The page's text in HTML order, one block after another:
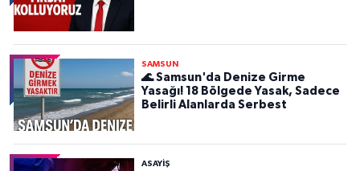
SAMSUN
🌊 Samsun'da Denize Girme
Yasağı! 18 Bölgede Yasak, Sadece
Belirli Alanlarda Serbest
ASAYIŞ